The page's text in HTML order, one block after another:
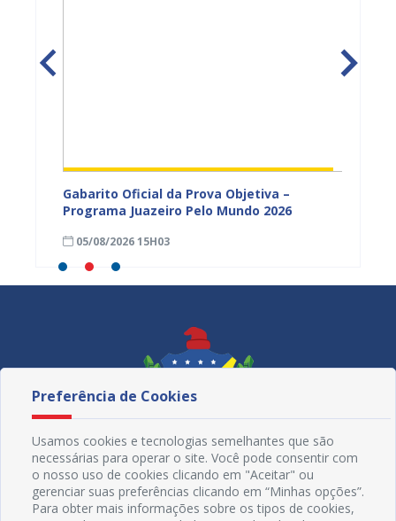
Gabarito Oficial da Prova Objetiva –
Programa Juazeiro Pelo Mundo 2026
05/08/2026 15H03
Preferência de Cookies
Usamos cookies e tecnologias semelhantes que são
necessárias para operar o site. Você pode consentir com
o nosso uso de cookies clicando em "Aceitar" ou
gerenciar suas preferências clicando em “Minhas opções”.
Para obter mais informações sobre os tipos de cookies,